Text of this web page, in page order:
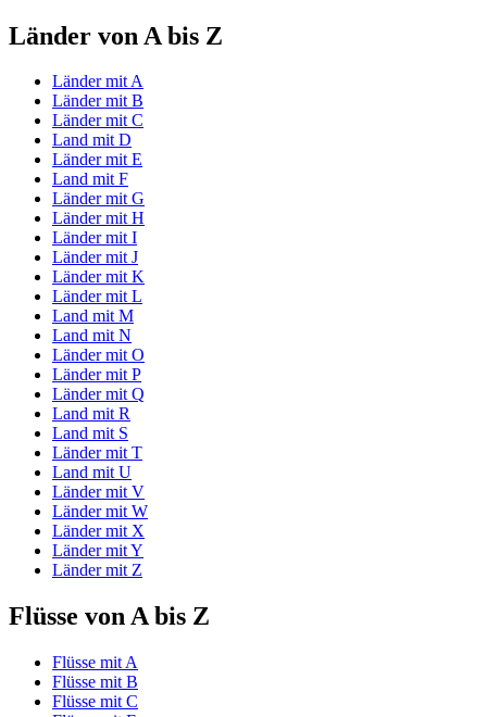
Länder von A bis Z
Länder mit A
Länder mit B
Länder mit C
Land mit D
Länder mit E
Land mit F
Länder mit G
Länder mit H
Länder mit I
Länder mit J
Länder mit K
Länder mit L
Land mit M
Land mit N
Länder mit O
Länder mit P
Länder mit Q
Land mit R
Land mit S
Länder mit T
Land mit U
Länder mit V
Länder mit W
Länder mit X
Länder mit Y
Länder mit Z
Flüsse von A bis Z
Flüsse mit A
Flüsse mit B
Flüsse mit C